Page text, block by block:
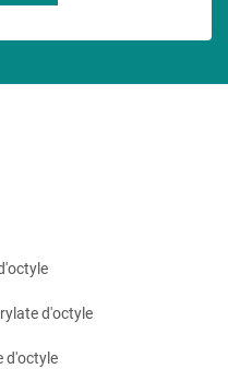
d'octyle
d'octyle